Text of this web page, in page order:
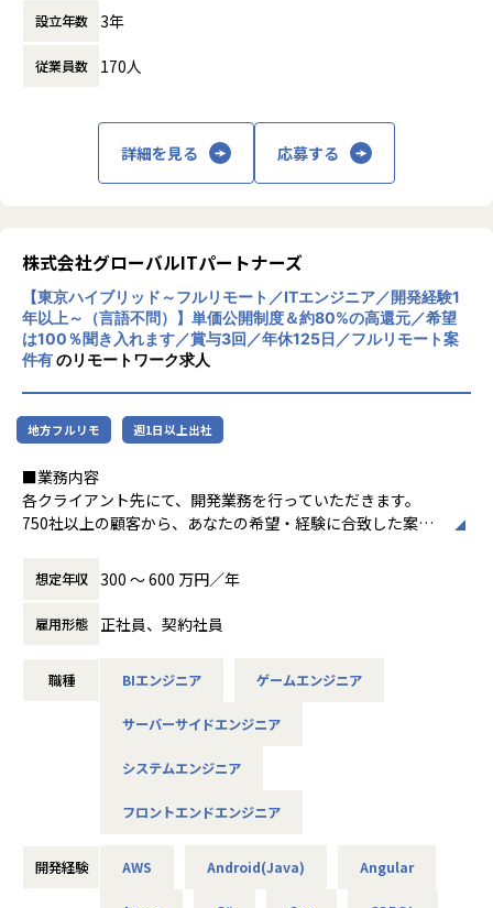
□案件を自分で選びたい
□自分のプライベートはしっかり確保したい
そんな想いをもった先輩たちが
当社で充実したエンジニアライフを手に入れています！
※場合により、親会社での採用になる可能性もございます。
【業務の変更の範囲】
会社の定める業務
ムエンジニアリングサービス（SES）、ソフ
で、AWSやAzureなどのクラウド構築から業
べる「案件選択制度」や報酬を透明化する
「単価公開制度」を導入し、キャリア形成を
重視。Udemy教材や資格取得支援などスキル
gether」を掲げています。
設立年数 3年
従業員数 170人
詳細を見る 応募する
株式会社グローバルITパートナーズ
【東京ハイブリッド～フルリモート／ITエンジニア／開発経験1
年以上～（言語不問）】単価公開制度＆約80%の高還元／希望
は100％聞き入れます／賞与3回／年休125日／フルリモート案
件有のリモートワーク求人
地方フルリモ 週1日以上出社
■業務内容
各クライアント先にて、開発業務を行っていただきます。
750社以上の顧客から、あなたの希望・経験に合致した案件
＜Web・アプリからゲームまで。多彩なプロジェクトあり＞
■Webアプリ・業務システムの要件定義～開発
■スマホゲームのサーバーサイド開発
■AWS/Azureを用いたクラウド環境構築
実装経験をお持ちの方であれば、スキルレベル（等級）に合
g、Vue.js）
想定年収 300 〜 600 万円／年
雇用形態 正社員、契約社員
職種 BIエンジニア ゲームエンジニア
サーバーサイドエンジニア
システムエンジニア
フロントエンドエンジニア
開発経験 AWS Android(Java) Angular